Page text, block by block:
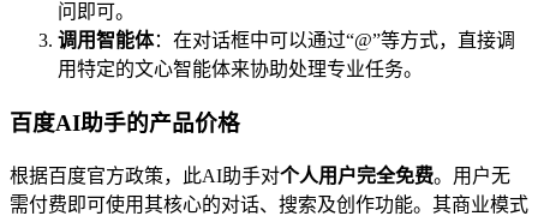
问即可。
调用智能体：在对话框中可以通过“@”等方式，直接调
用特定的文心智能体来协助处理专业任务。
百度AI助手的产品价格
根据百度官方政策，此AI助手对个人用户完全免费。用户无
需付费即可使用其核心的对话、搜索及创作功能。其商业模式